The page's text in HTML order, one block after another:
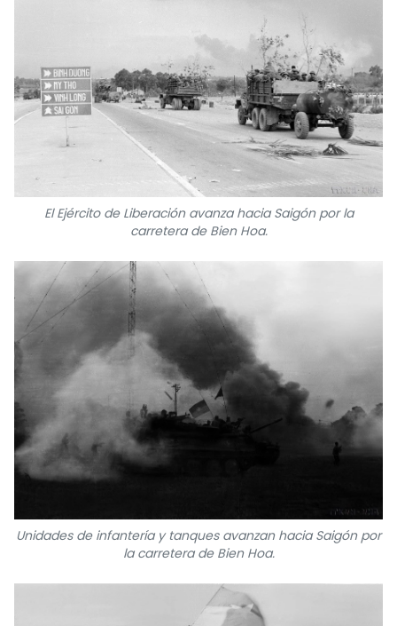
El Ejército de Liberación avanza hacia Saigón por la
carretera de Bien Hoa.
Unidades de infantería y tanques avanzan hacia Saigón por
la carretera de Bien Hoa.